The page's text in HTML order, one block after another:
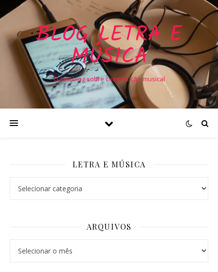
BLOG LETRA E
MÚSICA
O seu blog sobre composição musical
LETRA E MÚSICA
ARQUIVOS